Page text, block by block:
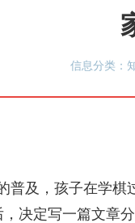
信息分类：
普及，孩子在学棋
决定写一篇文章